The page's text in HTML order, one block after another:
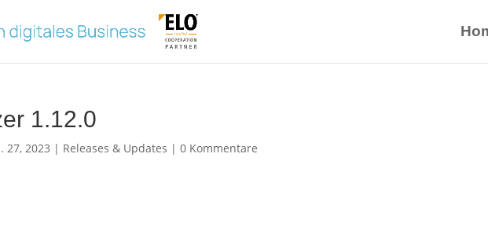
1.12.0
27, 2023 | Releases & Updates |0 Kommentare